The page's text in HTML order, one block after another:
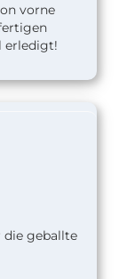
vorne
erledigt!
die geballte